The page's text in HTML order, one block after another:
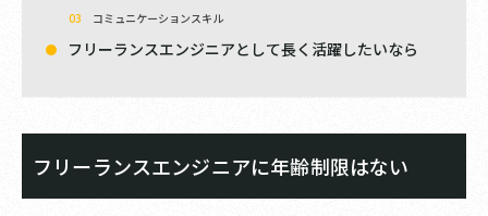
コミュニケーションスキル
フリーランスエンジニアとして長く活躍したいなら
フリーランスエンジニアに年齢制限はない